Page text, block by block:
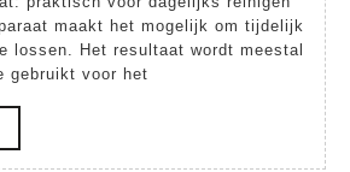
praktisch
voor
maakt het mogelijk om tijdelijk
lossen. Het resultaat wordt meestal
gebruikt voor het